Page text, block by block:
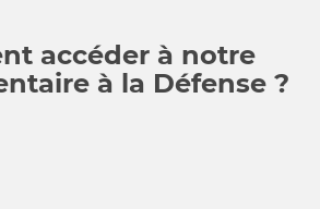
accéder à notre
à la Défense ?